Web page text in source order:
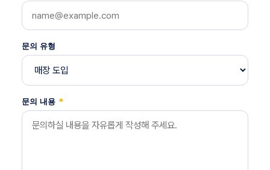
문의 유형
문의 내용 *